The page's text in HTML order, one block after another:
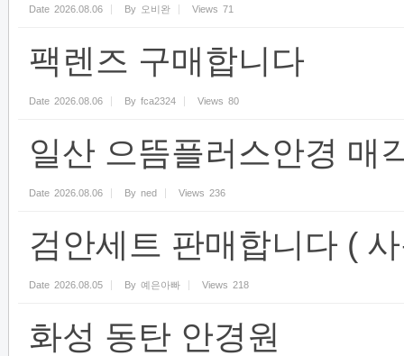
Date 2026.08.06 By 오비완 Views 71
팩렌즈 구매합니다
Date 2026.08.06 By fca2324 Views 80
일산 으뜸플러스안경 매
Date 2026.08.06 By ned Views 236
검안세트 판매합니다 (
Date 2026.08.05 By 예은아빠 Views 218
화성 동탄 안경원